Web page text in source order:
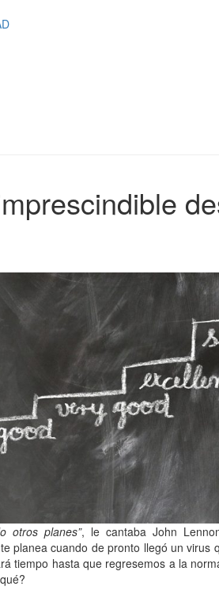
otros planes”, le cantaba John
planea cuando de pronto llegó un virus
tiempo hasta que regresemos a la